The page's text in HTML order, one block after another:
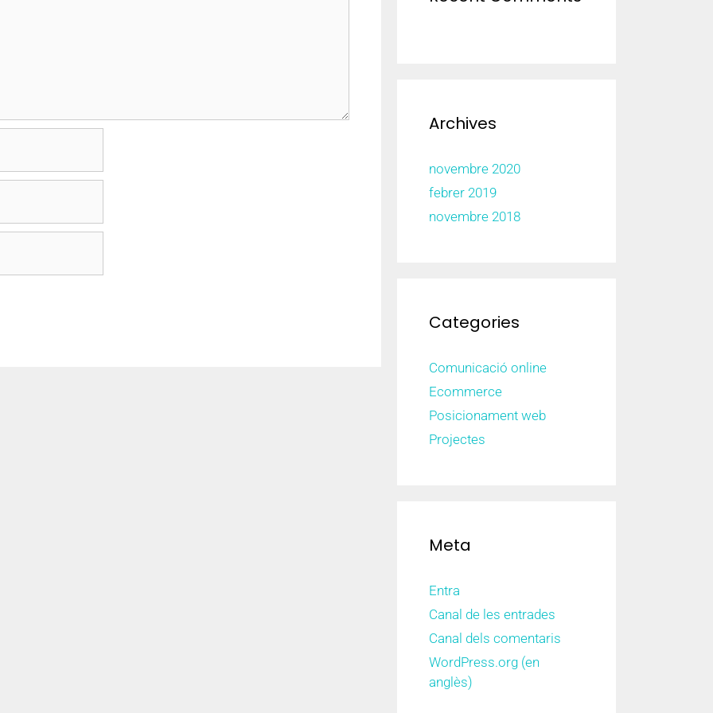
Archives
novembre 2020
febrer 2019
novembre 2018
Categories
Comunicació online
Ecommerce
Posicionament web
Projectes
Meta
Entra
Canal de les entrades
Canal dels comentaris
WordPress.org (en
anglès)